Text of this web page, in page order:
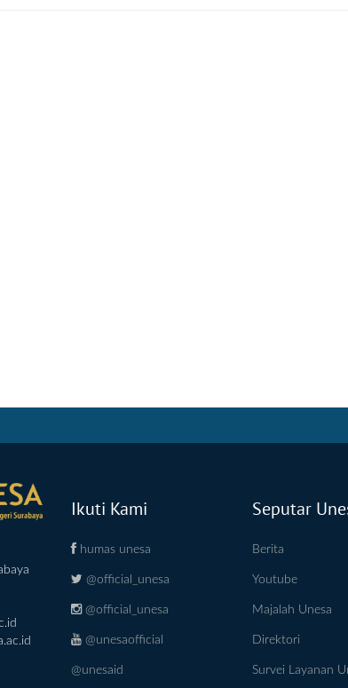
Ikuti Kami
humas unesa
@official_unesa
@official_unesa
@unesaofficial
@unesaid
Seputar
Berita
Youtube
Majalah Unesa
Direktori
Survei Layanan